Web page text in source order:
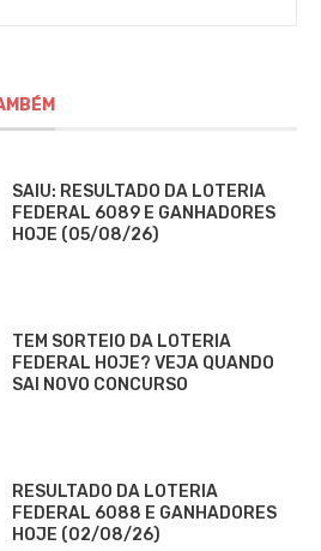
SAIU: RESULTADO DA LOTERIA
FEDERAL 6089 E GANHADORES
HOJE (05/08/26)
TEM SORTEIO DA LOTERIA
FEDERAL HOJE? VEJA QUANDO
SAI NOVO CONCURSO
RESULTADO DA LOTERIA
FEDERAL 6088 E GANHADORES
HOJE (02/08/26)